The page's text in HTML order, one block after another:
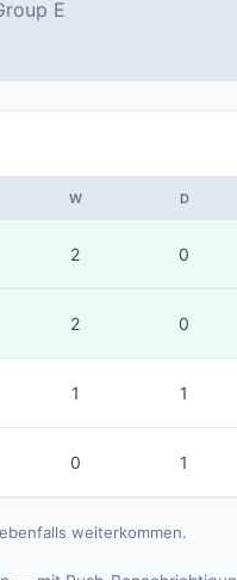
E
W D
2 0
2 0
1 1
0 1
weiterkommen.